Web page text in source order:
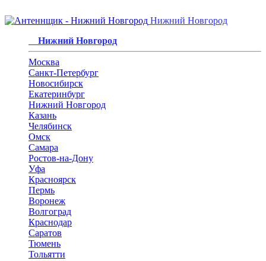
Нижний Новгород
Нижний Новгород
Москва
Санкт-Петербург
Новосибирск
Екатеринбург
Нижний Новгород
Казань
Челябинск
Омск
Самара
Ростов-на-Дону
Уфа
Красноярск
Пермь
Воронеж
Волгоград
Краснодар
Саратов
Тюмень
Тольятти